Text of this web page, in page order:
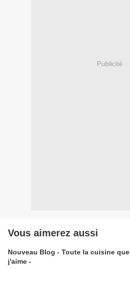
Publicité
Vous aimerez aussi
Nouveau Blog - Toute la cuisine que
j'aime -